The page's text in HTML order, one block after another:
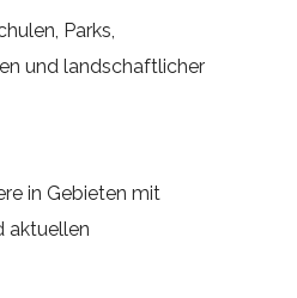
Parks,
und landschaftlicher
in Gebieten mit
aktuellen